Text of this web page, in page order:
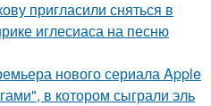
пригласили сняться в
иглесиаса на песню
нового сериала Apple
в котором сыграли эль